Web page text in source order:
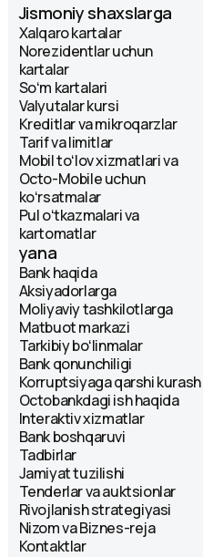
Jismoniy shaxslarga
Xalqaro kartalar
Norezidentlar uchun
kartalar
Soʻm kartalari
Valyutalar kursi
Kreditlar va mikroqarzlar
Tarif va limitlar
Mobil toʻlov xizmatlari va
Octo-Mobile uchun
koʻrsatmalar
Pul oʻtkazmalari va
kartomatlar
yana
Bank haqida
Aksiyadorlarga
Moliyaviy tashkilotlarga
Matbuot markazi
Tarkibiy boʻlinmalar
Bank qonunchiligi
Korruptsiyaga qarshi kurash
Octobankdagi ish haqida
Interaktiv xizmatlar
Bank boshqaruvi
Tadbirlar
Jamiyat tuzilishi
Tenderlar va auktsionlar
Rivojlanish strategiyasi
Nizom va Biznes-reja
Kontaktlar